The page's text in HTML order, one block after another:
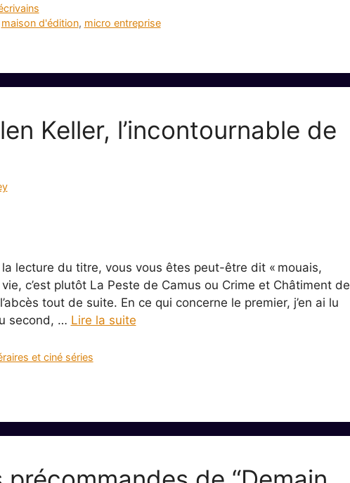
maison d'édition, micro entreprise
Keller, l’incontournable de
la lecture du titre, vous vous êtes peut-être dit « mouais,
c’est plutôt La Peste de Camus ou Crime et Châtiment de
tout de suite. En ce qui concerne le premier, j’en ai lu
second, … Lire la suite
et ciné séries